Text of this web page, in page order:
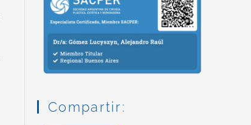
Compartir: